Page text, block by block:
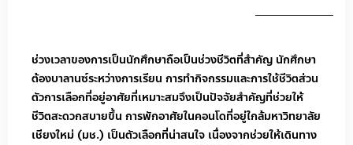
ช่วงเวลาของการเป็นนักศึกษาถือเป็นช่วงชีวิตที่สำคัญ นักศึกษา
ต้องบาลานซ์ระหว่างการเรียน การทำกิจกรรมและการใช้ชีวิตส่วน
ตัวการเลือกที่อยู่อาศัยที่เหมาะสมจึงเป็นปัจจัยสำคัญที่ช่วยให้
ชีวิตสะดวกสบายขึ้น การพักอาศัยในคอนโดที่อยู่ใกล้มหาวิทยาลัย
เชียงใหม่ (มช.) เป็นตัวเลือกที่น่าสนใจ เนื่องจากช่วยให้เดินทาง